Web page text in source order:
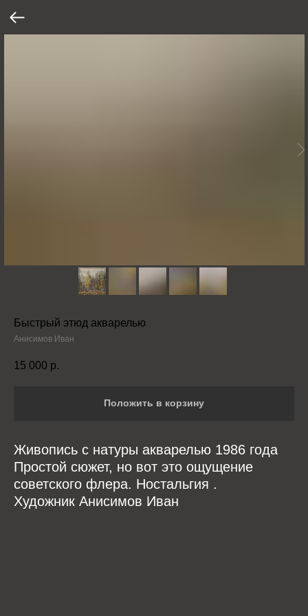
Быстрый этюд акварелью
Анисимов Иван
15 000 р.
Положить в корзину
Живопись с натуры акварелью 1986 года
Простой сюжет, но вот это ощущение
советского флера. Ностальгия .
Художник Анисимов Иван